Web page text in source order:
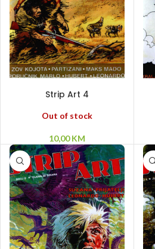
Strip Art 4
Out of stock
10,00KM